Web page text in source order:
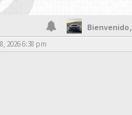
Bienvenido,
2026 6:38 pm